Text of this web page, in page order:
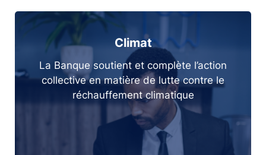
Climat
La Banque soutient et complète l’action
collective en matière de lutte contre le
réchauffement climatique